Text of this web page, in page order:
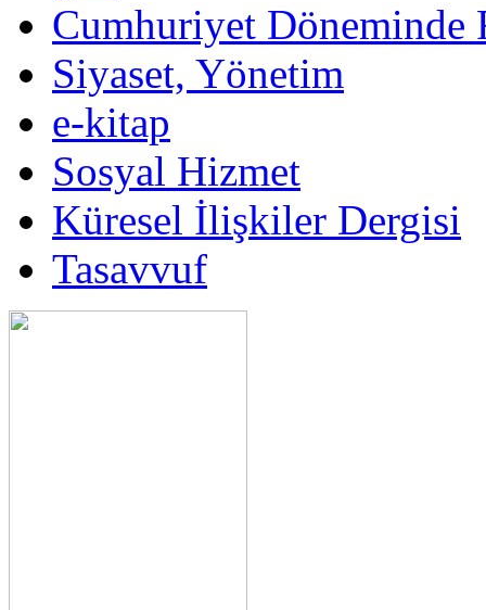
Cumhuriyet Döneminde
Siyaset, Yönetim
e-kitap
Sosyal Hizmet
Küresel İlişkiler Dergisi
Tasavvuf